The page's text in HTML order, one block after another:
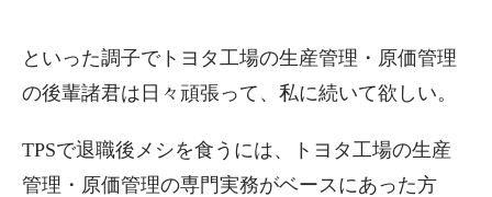
といった調子でトヨタ工場の生産管理・原価管理
の後輩諸君は日々頑張って、私に続いて欲しい。
TPSで退職後メシを食うには、トヨタ工場の生産
管理・原価管理の専門実務がベースにあった方